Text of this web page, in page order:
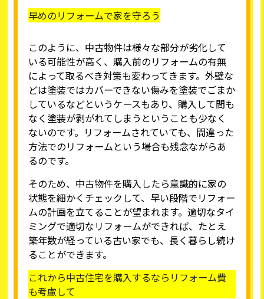
早めのリフォームで家を守ろう
このように、中古物件は様々な部分が劣化して
いる可能性が高く、購入前のリフォームの有無
によって取るべき対策も変わってきます。外壁な
どは塗装ではカバーできない傷みを塗装でごまか
しているなどというケースもあり、購入して間も
なく塗装が剥がれてしまうということも少なく
ないのです。リフォームされていても、間違った
方法でのリフォームという場合も残念ながらあ
るのです。
そのため、中古物件を購入したら意識的に家の
状態を細かくチェックして、早い段階でリフォー
ムの計画を立てることが望まれます。適切なタイ
ミングで適切なリフォームができれば、たとえ
築年数が経っている古い家でも、長く暮らし続け
ることができます。
これから中古住宅を購入するならリフォーム費
も考慮して